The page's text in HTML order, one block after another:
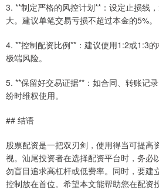
3. **制定严格的风控计划**：设定止损线
大。建议单笔交易亏损不超过本金的5%。
4. **控制配资比例**：建议使用1:2或1:3
极端风险。
5. **保留好交易证据**：如合同、转账记
纷时维权使用。
## 结语
股票配资是一把双刃剑，使用得当可提高
视。汕尾投资者在选择配资平台时，务必
勿盲目追求高杠杆或低费率。同时，要建
控制放在首位。希望本文能帮助您在配资